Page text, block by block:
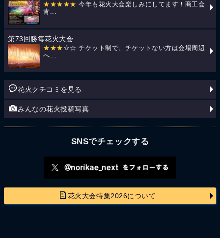
★★★★★ 今年も花火大会楽しみにしてます！商工会
青...
第73回勝毎花火大会
★★★ ☆☆ チケット制で、チケットない方は会場周辺
へ...
花火クチコミを見る
みんなの花火投稿写真
SNSでチェックする
花火大会特集2026について